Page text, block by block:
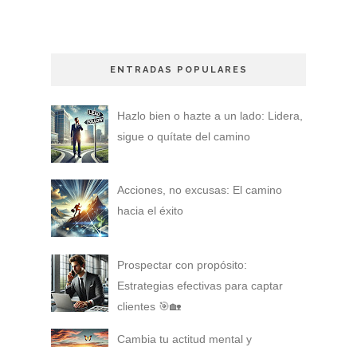
ENTRADAS POPULARES
Hazlo bien o hazte a un lado: Lidera,
sigue o quítate del camino
Acciones, no excusas: El camino
hacia el éxito
Prospectar con propósito:
Estrategias efectivas para captar
clientes 🎯🏡
Cambia tu actitud mental y